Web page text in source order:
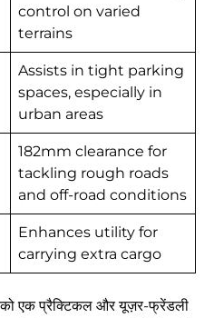
control on varied
terrains
Assists in tight parking
spaces, especially in
urban areas
182mm clearance for
tackling rough roads
and off-road conditions
Enhances utility for
carrying extra cargo
को एक प्रैक्टिकल और यूज़र-फ्रेंडली